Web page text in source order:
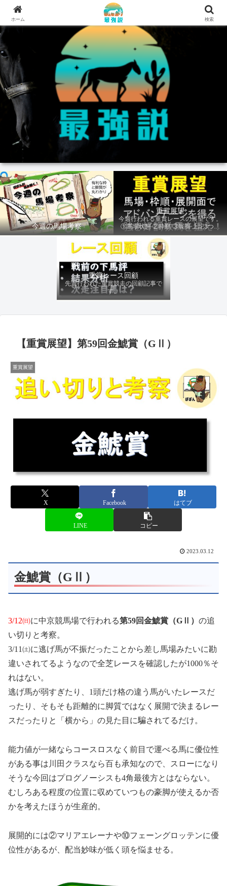
今週の馬場考察
重賞展望
今週行われる重賞レースの展望です。
①馬場状態 ②枠順 ③展開 上記3つの
ファクターから有利にレースを運べる
馬を導き、追い切りの動きを加味して
最終評価を下します。
重賞レース回顧
先週行われた重賞競走の回顧記事で
す。
【重賞展望】第59回金鯱賞（GⅡ）
重賞展望
X Facebook はてブ
LINE コピー
2023.03.12
金鯱賞（GⅡ）
3/12㈰に中京競馬場で行われる第59回金鯱賞（GⅡ） の追
い切りと考察。
3/11㈯に逃げ馬が不振だったことから差し馬場みたいに勘
違いされてるようなので全芝レースを確認したが1000％そ
れはない。
逃げ馬が弱すぎたり、1頭だけ格の違う馬がいたレースだ
ったり、そもそも距離的に脚質ではなく展開で決まるレー
スだったりと「横から」の見た目に騙されてるだけ。
能力値が一緒ならコースロスなく前目で運べる馬に優位性
がある事は川田クラスなら百も承知なので、スローになり
そうな今回はプログノーシスも4角最後方とはならない。
むしろある程度の位置に収めていつもの豪脚が使えるか否
かを考えたほうが生産的。
展開的には②マリアエレーナや⑩フェーングロッテンに優
位性があるが、配当妙味が低く頭を悩ませる。
ホーム 検索